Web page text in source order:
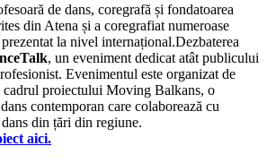
de dans, coregrafă și fondatoarea
din Atena și a coregrafiat numeroase
la nivel internațional.Dezbaterea
, un eveniment dedicat atât publicului
Evenimentul este organizat de
proiectului Moving Balkans, o
contemporan care colaborează cu
din țări din regiune.
aici.